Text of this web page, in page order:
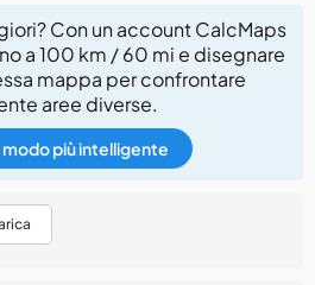
Con un account CalcMaps
a 100 km / 60 mi e disegnare
mappa per confrontare
aree diverse.
modo più intelligente